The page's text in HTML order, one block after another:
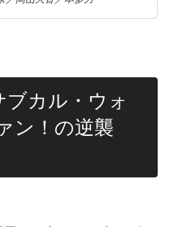
カル・ウォ
ン！の逆襲